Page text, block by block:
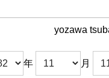
yozawa
年 月